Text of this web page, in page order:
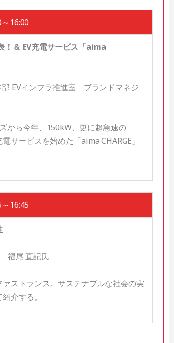
16:00
！＆ EV充電サービス「aima
インフラ推進室 ブランドマネジ
から今年、150kW、更に超急速の
サービスを始めた「aima CHARGE」
16:45
尾 直記氏
ストランス。サステナブルな社会の実
介する。